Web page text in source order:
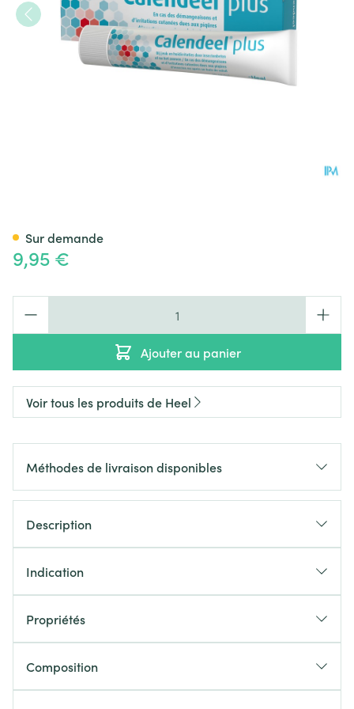
9,95 €
Ajouter au panier
Sur demande
Voir tous les produits de Heel
Méthodes de livraison disponibles
Description
Indication
Propriétés
Composition